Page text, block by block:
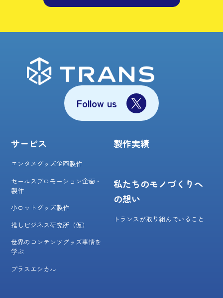
Follow us
サービス
エンタメグッズ企画製作
セールスプロモーション企画・
製作
小ロットグッズ製作
推しビジネス研究所（仮）
世界のコンテンツグッズ事情を
学ぶ
プラスエシカル
製作実績
私たちのモノづくりへ
の想い
トランスが取り組んでいること